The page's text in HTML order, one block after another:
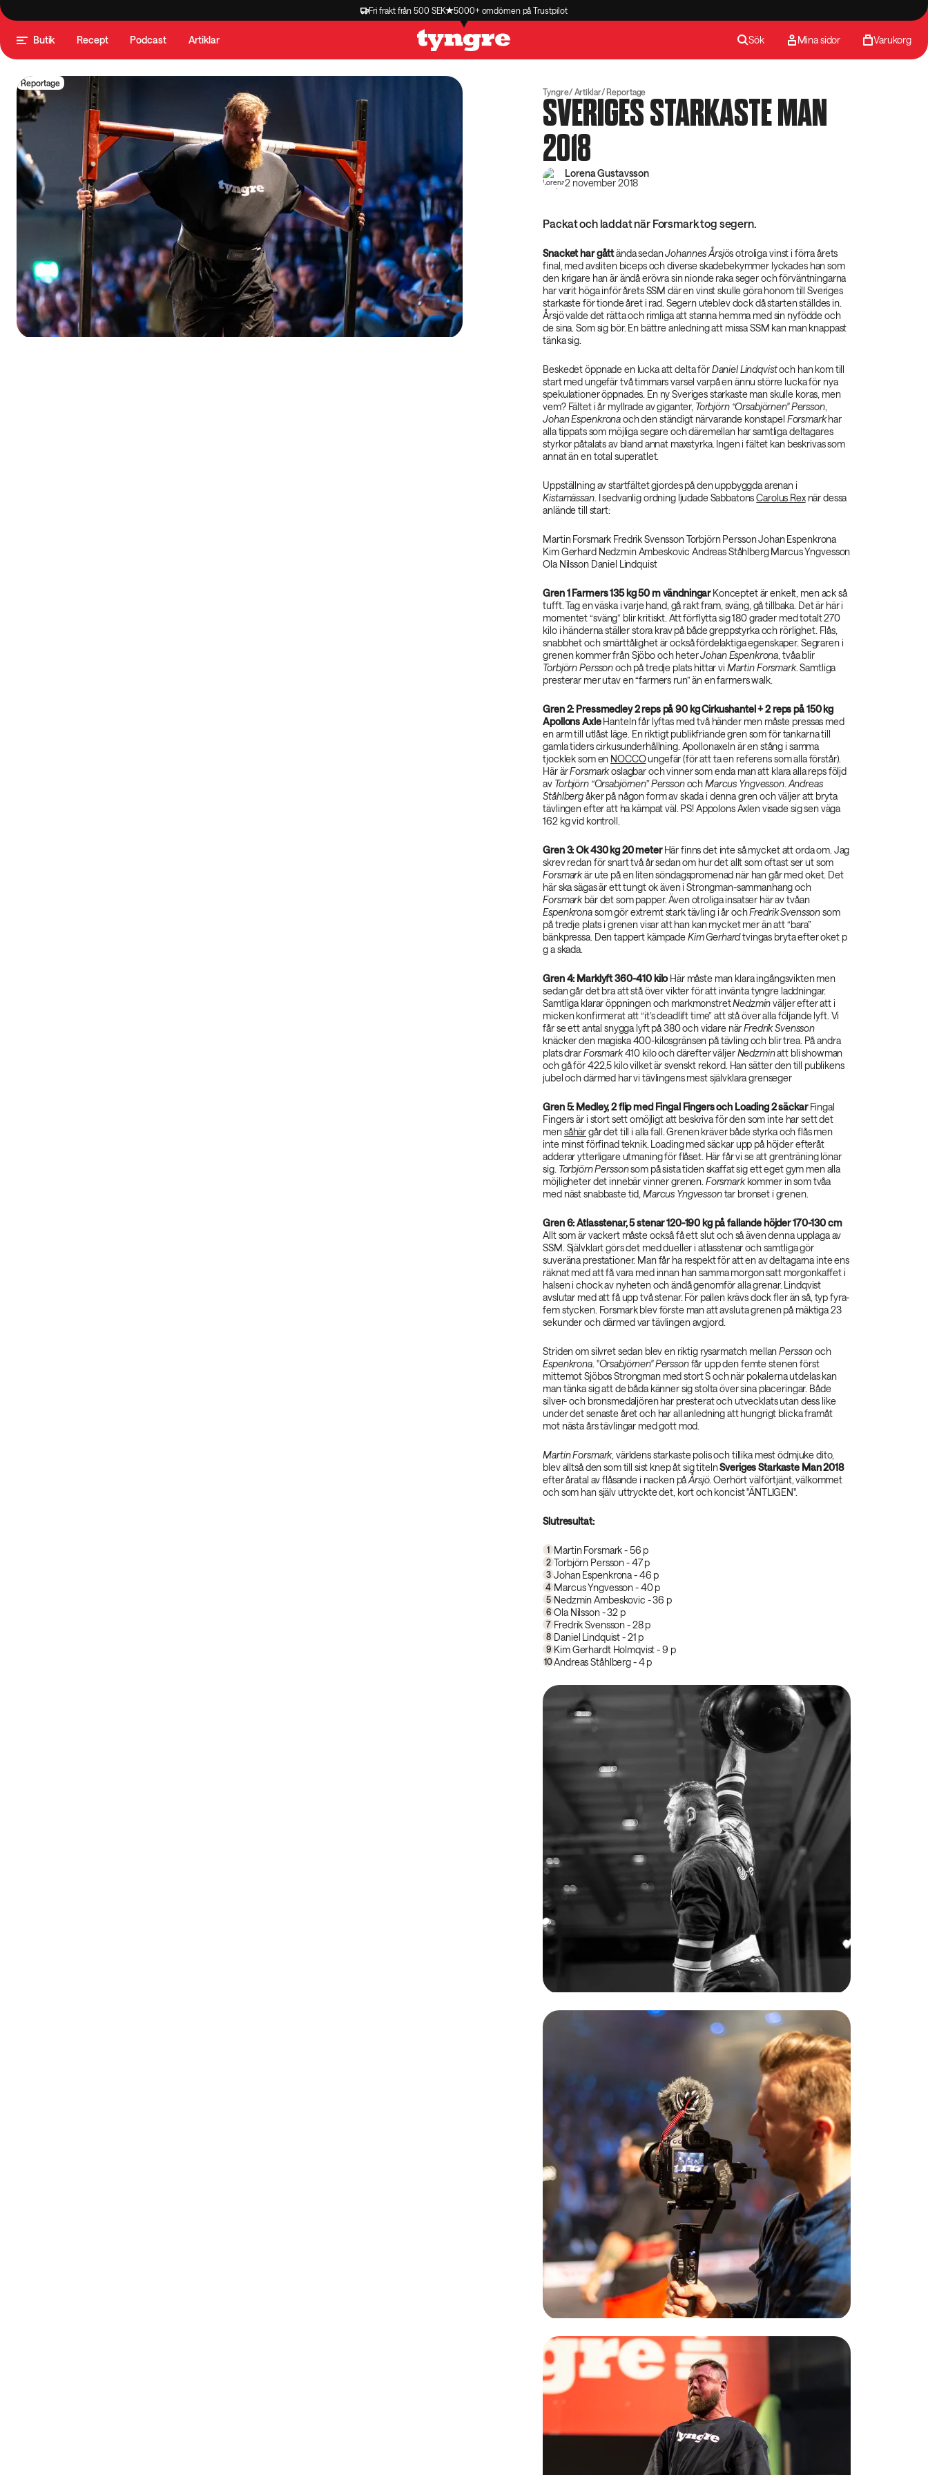
Fri frakt från 500 SEK 5000+ omdömen på Trustpilot
Butik Recept Podcast Artiklar Sök Mina sidor Varukorg
Reportage
Tyngre Artiklar Reportage
SVERIGES STARKASTE MAN
2018
Lorena Gustavsson
2 november 2018
Packat och laddat när Forsmark tog segern.
Snacket har gåttända sedanJohannes Årsjös otroliga vinst i förra årets
final, med avsliten biceps och diverse skadebekymmer lyckades han som
den krigare han är ändå erövra sin nionde raka seger och förväntningarna
har varit höga inför årets SSM där en vinst skulle göra honom till Sveriges
starkaste för tionde året i rad. Segern uteblev dock då starten ställdes in.
Årsjö valde det rätta och rimliga att stanna hemma med sin nyfödde och
de sina. Som sig bör. En bättre anledning att missa SSM kan man knappast
tänka sig.
Beskedet öppnade en lucka att delta förDaniel Lindqvistoch han kom till
start med ungefär två timmars varsel varpå en ännu större lucka för nya
spekulationer öppnades. En ny Sveriges starkaste man skulle koras, men
vem? Fältet i år myllrade av giganter, Torbjörn “Orsabjörnen" Persson,
Johan Espenkronaoch den ständigt närvarande konstapel Forsmarkhar
alla tippats som möjliga segare och däremellan har samtliga deltagares
styrkor påtalats av bland annat maxstyrka. Ingen i fältet kan beskrivas som
annat än en total superatlet.
Uppställning av startfältet gjordes på den uppbyggda arenan i
Kistamässan. I sedvanlig ordning ljudade SabbatonsCarolus Rexnär dessa
anlände till start:
Martin Forsmark Fredrik Svensson Torbjörn Persson Johan Espenkrona
Kim Gerhard Nedzmin Ambeskovic Andreas Ståhlberg Marcus Yngvesson
Ola Nilsson Daniel Lindquist
Gren 1 Farmers 135 kg 50 m vändningarKonceptet är enkelt, men ack så
tufft. Tag en väska i varje hand, gå rakt fram, sväng, gå tillbaka. Det är här i
momentet “sväng” blir kritiskt. Att förflytta sig 180 grader med totalt 270
kilo i händerna ställer stora krav på både greppstyrka och rörlighet. Flås,
snabbhet och smärttålighet är också fördelaktiga egenskaper. Segraren i
grenen kommer från Sjöbo och heterJohan Espenkrona , tvåa blir
Torbjörn Perssonoch på tredje plats hittar viMartin Forsmark. Samtliga
presterar mer utav en “farmers run” än en farmers walk.
Gren 2: Pressmedley 2 reps på 90 kg Cirkushantel + 2 reps på 150 kg
Apollons AxleHanteln får lyftas med två händer men måste pressas med
en arm till utlåst läge. En riktigt publikfriande gren som för tankarna till
gamla tiders cirkusunderhållning. Apollonaxeln är en stång i samma
tjocklek som en NOCCOungefär (för att ta en referens som alla förstår).
Här ärForsmarkoslagbar och vinner som enda man att klara alla reps följd
av Torbjörn “Orsabjörnen” PerssonochMarcus Yngvesson. Andreas
Ståhlbergåker på någon form av skada i denna gren och väljer att bryta
tävlingen efter att ha kämpat väl. PS! Appolons Axlen visade sig sen väga
162 kg vid kontroll.
Gren 3: Ok 430 kg 20 meterHär finns det inte så mycket att orda om. Jag
skrev redan för snart två år sedan om hur det allt som oftast ser ut som
Forsmarkär ute på en liten söndagspromenad när han går med oket. Det
här ska sägas är ett tungt ok även i Strongman-sammanhang och
Forsmarkbär det som papper. Även otroliga insatser här av tvåan
Espenkronasom gör extremt stark tävling i år ochFredrik Svenssonsom
på tredje plats i grenen visar att han kan mycket mer än att “bara”
bänkpressa. Den tappert kämpadeKim Gerhardtvingas bryta efter oket p
g a skada.
Gren 4: Marklyft 360-410 kiloHär måste man klara ingångsvikten men
sedan går det bra att stå över vikter för att invänta tyngre laddningar.
Samtliga klarar öppningen och markmonstretNedzminväljer efter att i
micken konfirmerat att “it’s deadlift time” att stå över alla följande lyft. Vi
får se ett antal snygga lyft på 380 och vidare närFredrik Svensson
knäcker den magiska 400-kilosgränsen på tävling och blir trea. På andra
plats drarForsmark410 kilo och därefter väljerNedzminatt bli showman
och gå för 422,5 kilo vilket är svenskt rekord. Han sätter den till publikens
jubel och därmed har vi tävlingens mest självklara grenseger
Gren 5: Medley, 2 flip med Fingal Fingers och Loading 2 säckarFingal
Fingers är i stort sett omöjligt att beskriva för den som inte har sett det
mensåhärgår det till i alla fall. Grenen kräver både styrka och flås men
inte minst förfinad teknik. Loading med säckar upp på höjder efteråt
adderar ytterligare utmaning för flåset. Här får vi se att grenträning lönar
sig. Torbjörn Perssonsom på sista tiden skaffat sig ett eget gym men alla
möjligheter det innebär vinner grenen. Forsmarkkommer in som tvåa
med näst snabbaste tid, Marcus Yngvessontar bronset i grenen.
Gren 6: Atlasstenar, 5 stenar 120-190 kg på fallande höjder 170-130 cm
Allt som är vackert måste också få ett slut och så även denna upplaga av
SSM. Självklart görs det med dueller i atlasstenar och samtliga gör
suveräna prestationer. Man får ha respekt för att en av deltagarna inte ens
räknat med att få vara med innan han samma morgon satt morgonkaffet i
halsen i chock av nyheten och ändå genomför alla grenar. Lindqvist
avslutar med att få upp två stenar. För pallen krävs dock fler än så, typ fyra-
fem stycken. Forsmark blev förste man att avsluta grenen på mäktiga 23
sekunder och därmed var tävlingen avgjord.
Striden om silvret sedan blev en riktig rysarmatch mellanPerssonoch
Espenkrona. "Orsabjörnen" Perssonfår upp den femte stenen först
mittemot Sjöbos Strongman med stort S och när pokalerna utdelas kan
man tänka sig att de båda känner sig stolta över sina placeringar. Både
silver- och bronsmedaljören har presterat och utvecklats utan dess like
under det senaste året och har all anledning att hungrigt blicka framåt
mot nästa års tävlingar med gott mod.
Martin Forsmark, världens starkaste polis och tillika mest ödmjuke dito,
blev alltså den som till sist knep åt sig titelnSveriges Starkaste Man 2018
efter åratal av flåsande i nacken påÅrsjö. Oerhört välförtjänt, välkommet
och som han själv uttryckte det, kort och koncist "ÄNTLIGEN".
Slutresultat:
1 Martin Forsmark - 56 p
2 Torbjörn Persson - 47 p
3 Johan Espenkrona - 46 p
4 Marcus Yngvesson - 40 p
5 Nedzmin Ambeskovic - 36 p
6 Ola Nilsson - 32 p
7 Fredrik Svensson - 28 p
8 Daniel Lindquist - 21 p
9 Kim Gerhardt Holmqvist - 9 p
10Andreas Ståhlberg - 4 p